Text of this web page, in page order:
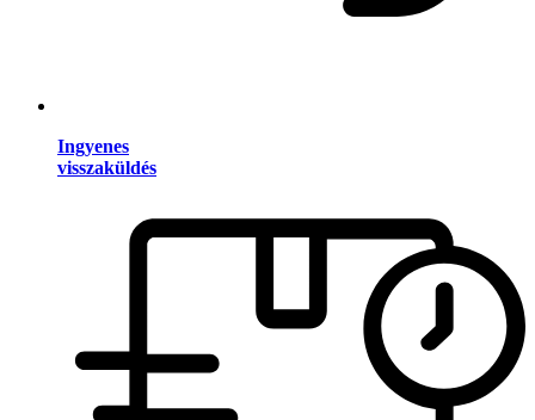
Ingyenes
visszaküldés